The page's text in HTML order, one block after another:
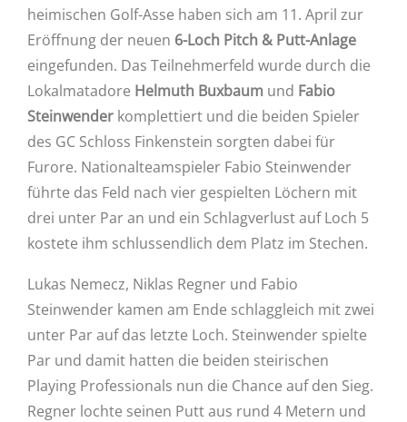
heimischen Golf-Asse haben sich am 11. April zur
Eröffnung der neuen 6-Loch Pitch & Putt-Anlage
eingefunden. Das Teilnehmerfeld wurde durch die
Lokalmatadore Helmuth Buxbaum und Fabio
Steinwender komplettiert und die beiden Spieler
des GC Schloss Finkenstein sorgten dabei für
Furore. Nationalteamspieler Fabio Steinwender
führte das Feld nach vier gespielten Löchern mit
drei unter Par an und ein Schlagverlust auf Loch 5
kostete ihm schlussendlich dem Platz im Stechen.
Lukas Nemecz, Niklas Regner und Fabio
Steinwender kamen am Ende schlaggleich mit zwei
unter Par auf das letzte Loch. Steinwender spielte
Par und damit hatten die beiden steirischen
Playing Professionals nun die Chance auf den Sieg.
Regner lochte seinen Putt aus rund 4 Metern und